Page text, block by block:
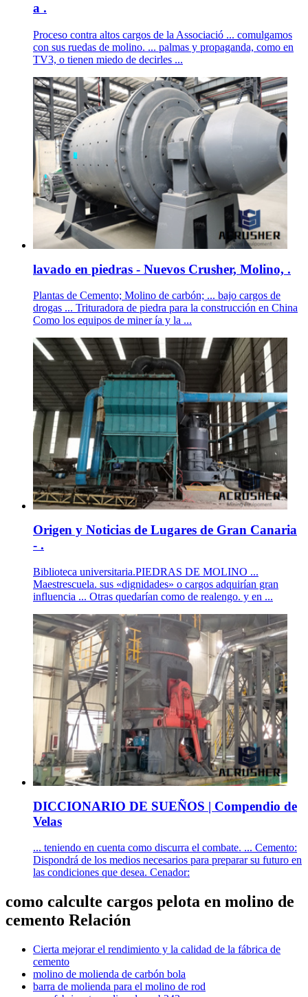
a .
Proceso contra altos cargos de la Associació ... comulgamos
con sus ruedas de molino. ... palmas y propaganda, como en
TV3, o tienen miedo de decirles ...
lavado en piedras - Nuevos Crusher, Molino, .
Plantas de Cemento; Molino de carbón; ... bajo cargos de
drogas ... Trituradora de piedra para la construcción en China
Como los equipos de miner ía y la ...
Origen y Noticias de Lugares de Gran Canaria
- .
Biblioteca universitaria.PIEDRAS DE MOLINO ...
Maestrescuela. sus «dignidades» o cargos adquirían gran
influencia ... Otras quedarían como de realengo. y en ...
DICCIONARIO DE SUEÑOS | Compendio de
Velas
... teniendo en cuenta como discurra el combate. ... Cemento:
Dispondrá de los medios necesarios para preparar su futuro en
las condiciones que desea. Cenador:
como calculte cargos pelota en molino de
cemento Relación
Cierta mejorar el rendimiento y la calidad de la fábrica de
cemento
molino de molienda de carbón bola
barra de molienda para el molino de rod